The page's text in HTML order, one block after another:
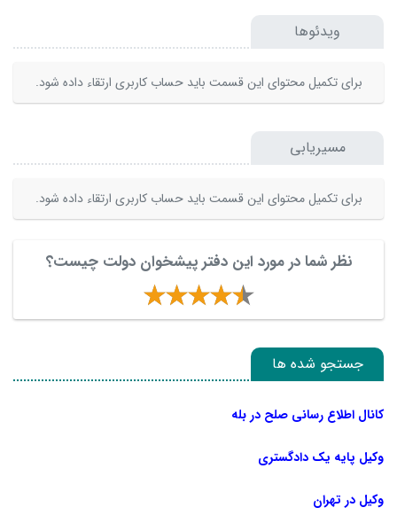
ویدئوها
برای تکمیل محتوای این قسمت باید حساب کاربری ارتقاء داده شود.
مسیریابی
برای تکمیل محتوای این قسمت باید حساب کاربری ارتقاء داده شود.
نظر شما در مورد این دفتر پیشخوان دولت چیست؟
جستجو شده ها
کانال اطلاع رسانی صلح در بله
وکیل پایه یک دادگستری
وکیل در تهران